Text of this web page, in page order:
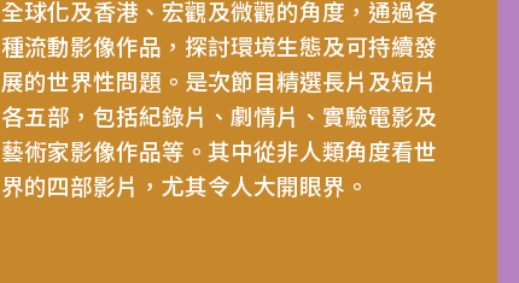
全球化及香港、宏觀及微觀的角度，通過各
種流動影像作品，探討環境生態及可持續發
展的世界性問題。是次節目精選長片及短片
各五部，包括紀錄片、劇情片、實驗電影及
藝術家影像作品等。其中從非人類角度看世
界的四部影片，尤其令人大開眼界。